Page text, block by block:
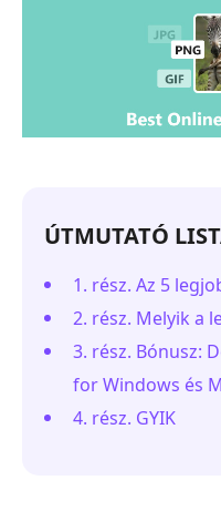
ÚTMUTATÓ
1. rész. Az 5
2. rész. Melyik a
3. rész. Bónusz:
for Windows és
4. rész. GYIK